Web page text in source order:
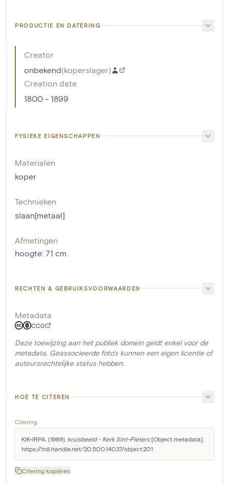
PRODUCTIE EN DATERING
Creator
onbekend(koperslager)
Creation date
1800 - 1899
FYSIEKE EIGENSCHAPPEN
Materialen
koper
Technieken
slaan[metaal]
Afmetingen
hoogte: 71 cm
RECHTEN & GEBRUIKSVOORWAARDEN
Metadata
CC0
Deze toewijzing aan het publiek domein geldt enkel voor de
metadata. Geassocieerde foto's kunnen een eigen licentie of
auteursrechtelijke status hebben.
HOE TE CITEREN
Citering
KIK-IRPA. (1989). kruisbeeld - Kerk Sint-Pieters [Object metadata].
https://hdl.handle.net/20.500.14037/object.201
Citering kopiëren